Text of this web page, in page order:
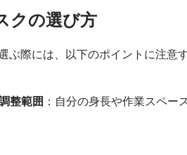
降洗面台
クの選び方
ぶ際には、以下のポイントに注意
整範囲 ：自分の身長や作業スペー